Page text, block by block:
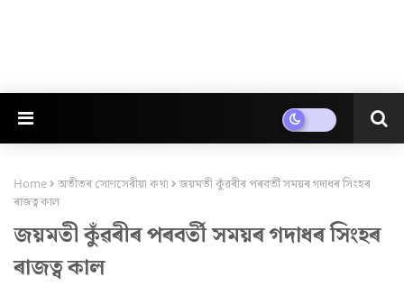
Home অতীতৰ সোণসেৰীয়া কথা
জয়মতী কুঁৱৰীৰ পৰবৰ্তী সময়ৰ গদাধৰ সিংহৰ
ৰাজত্ব কাল
জয়মতী কুঁৱৰীৰ পৰবৰ্তী সময়ৰ গদাধৰ সিংহৰ
ৰাজত্ব কাল